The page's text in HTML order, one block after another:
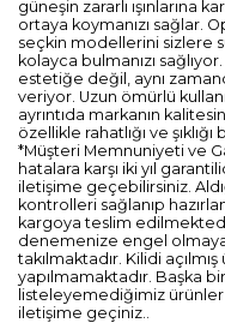
güneşin zararlı ışınlarına
ortaya koymanızı sağlar.
seçkin modellerini sizlere
kolayca bulmanızı
estetiğe değil, aynı
veriyor. Uzun ömürlü
ayrıntıda markanın
özellikle rahatlığı ve
*Müşteri Memnuniyeti ve
hatalara karşı iki yıl
iletişime geçebilirsiniz.
kontrolleri sağlanıp
kargoya teslim
denemenize engel
takılmaktadır. Kilidi
yapılmamaktadır. Başka
listeleyemediğimiz ürünler
iletişime geçiniz..